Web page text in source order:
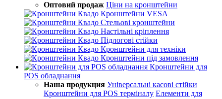
Оптовий продаж Ціни на кронштейни
Кронштейни VESA
Стельові кронштейни
Настільні кріплення
Підлогові стійки
Кронштейни для техніки
Кронштейни під замовлення
Кронштейни для
POS обладнання
Наша продукция Універсальні касові стійки
Кронштейни для POS терміналу Елементи для